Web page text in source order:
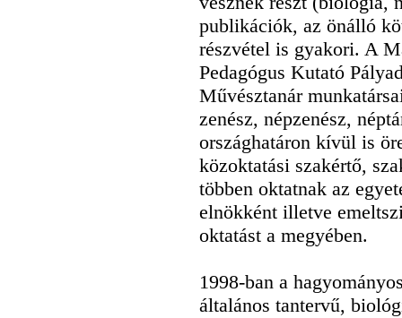
publikációk, az önálló
részvétel is gyakori. A
Pedagógus Kutató
Művésztanár
zenész, népzenész,
országhatáron kívül is
közoktatási szakértő,
többen oktatnak az
elnökként illetve
oktatást a megyében.
1998-ban a
általános tantervű,